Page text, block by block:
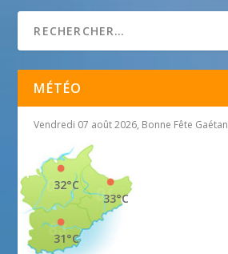
MÉTÉO
Vendredi 07 août 2026, Bonne Fête Gaétan
33°C
32°C
31°C